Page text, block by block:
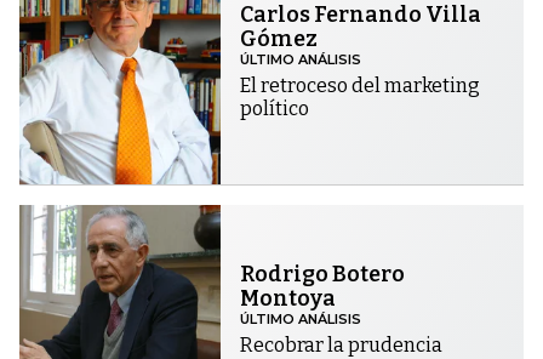
Carlos Fernando Villa
Gómez
ÚLTIMO ANÁLISIS
El retroceso del marketing
político
Rodrigo Botero
Montoya
ÚLTIMO ANÁLISIS
Recobrar la prudencia